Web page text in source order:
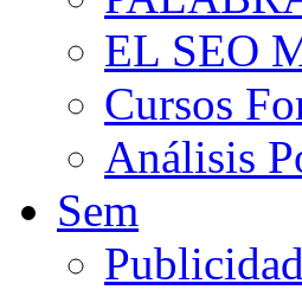
EL SEO
Cursos
Análisis
Sem